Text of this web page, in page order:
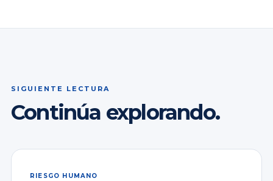
SIGUIENTE LECTURA
Continúa explorando.
RIESGO HUMANO